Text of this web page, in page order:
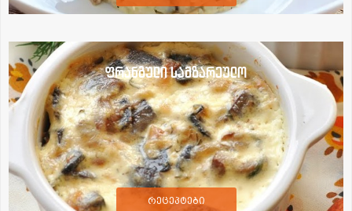
ფრანგული სამზარეულო
რეცეპტები